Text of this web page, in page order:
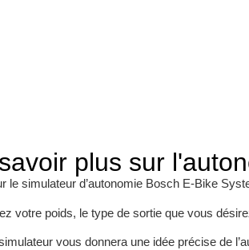
plus sur
le simulateur d’autonomie Bosch E-Bike
votre poids, le type de sortie que vous
vous donnera une idée précise de